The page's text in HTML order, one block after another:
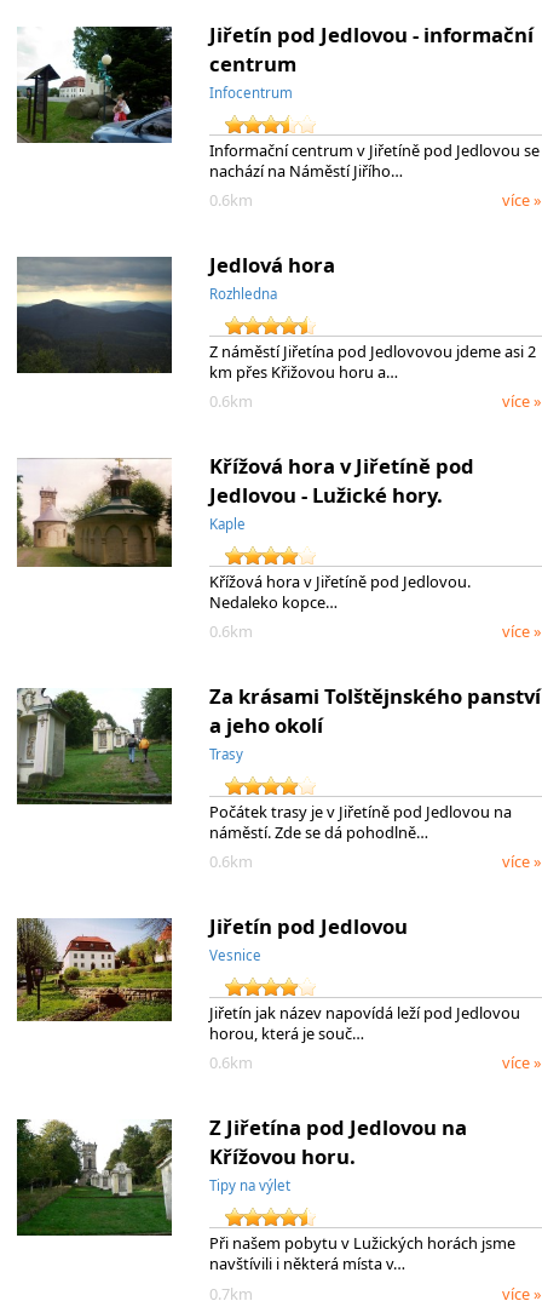
Jiřetín pod Jedlovou - informační
centrum
Infocentrum
Informační centrum v Jiřetíně pod Jedlovou se
nachází na Náměstí Jiřího…
0.6km
více »
Jedlová hora
Rozhledna
Z náměstí Jiřetína pod Jedlovovou jdeme asi 2
km přes Křižovou horu a…
0.6km
více »
Křížová hora v Jiřetíně pod
Jedlovou - Lužické hory.
Kaple
Křížová hora v Jiřetíně pod Jedlovou.
Nedaleko kopce…
0.6km
více »
Za krásami Tolštějnského panství
a jeho okolí
Trasy
Počátek trasy je v Jiřetíně pod Jedlovou na
náměstí. Zde se dá pohodlně…
0.6km
více »
Jiřetín pod Jedlovou
Vesnice
Jiřetín jak název napovídá leží pod Jedlovou
horou, která je souč…
0.6km
více »
Z Jiřetína pod Jedlovou na
Křížovou horu.
Tipy na výlet
Při našem pobytu v Lužických horách jsme
navštívili i některá místa v…
0.7km
více »